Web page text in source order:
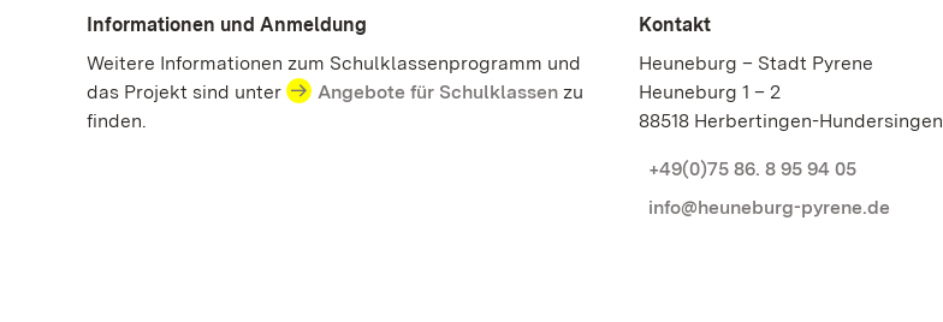
Informationen und Anmeldung
Weitere Informationen zum Schulklassenprogramm und
das Projekt sind unter
Angebote für Schulklassen zu
finden.
Kontakt
Heuneburg – Stadt Pyrene
Heuneburg 1 – 2
88518 Herbertingen-Hundersingen
+49(0)75 86. 8 95 94 05
info@heuneburg-pyrene.de